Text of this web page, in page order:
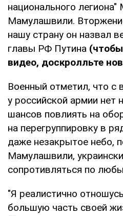
национального
Мамулашвили.
нашу страну он назвал
главы РФ Путина
видео, доскролльте
Военный отметил, что с
у российской армии нет
шансов повлиять на
на перегруппировку в
даже незакрытое небо,
Мамулашвили,
сопротивляться по
"Я реалистично
большую часть своей